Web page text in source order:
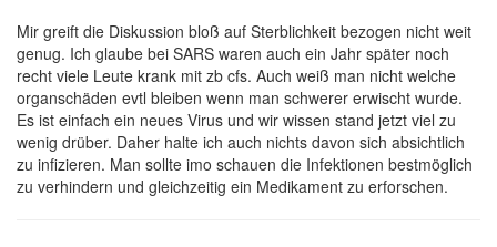
Mir greift die Diskussion bloß auf Sterblichkeit bezogen nicht weit
genug. Ich glaube bei SARS waren auch ein Jahr später noch
recht viele Leute krank mit zb cfs. Auch weiß man nicht welche
organschäden evtl bleiben wenn man schwerer erwischt wurde.
Es ist einfach ein neues Virus und wir wissen stand jetzt viel zu
wenig drüber. Daher halte ich auch nichts davon sich absichtlich
zu infizieren. Man sollte imo schauen die Infektionen bestmöglich
zu verhindern und gleichzeitig ein Medikament zu erforschen.